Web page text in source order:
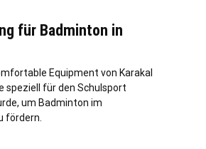
für Badminton in
Equipment von Karakal
speziell für den Schulsport
um Badminton im
fördern.